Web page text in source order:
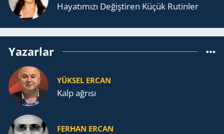
Ha­ya­tı­mı­zı De­ğiş­ti­ren Küçük Ru­tin­ler
Yazarlar
YÜKSEL ERCAN
Kalp ağrısı
FERHAN ERCAN